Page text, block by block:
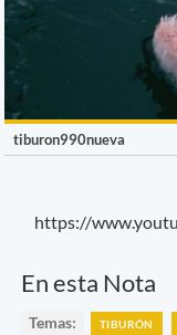
tiburon990nueva
https://
En esta Nota
Temas: TIBURÓN